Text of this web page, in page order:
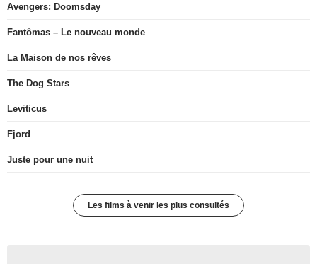
Avengers: Doomsday
Fantômas – Le nouveau monde
La Maison de nos rêves
The Dog Stars
Leviticus
Fjord
Juste pour une nuit
Les films à venir les plus consultés